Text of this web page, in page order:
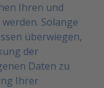
Ihren und
Solange
überwiegen,
der
Daten zu
Ihrer